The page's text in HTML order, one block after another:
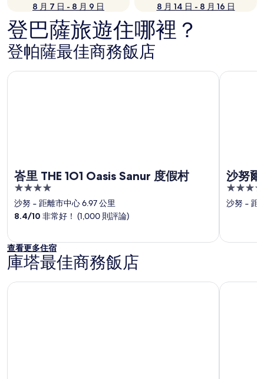
8 月 7 日 - 8 月 9 日
8 月 14 日 - 8 月 16 日
登巴薩旅遊住哪裡？
登帕薩最佳商務飯店
峇里 THE 1O1 Oasis Sanur 度假村
4
out
of
沙努 ‐ 距離市中心 6.97 公里
8.4/10 非常好！ (1,000 則評論)
峇里 THE 1O1 Oasis Sanur 度假村
沙努
5
out
沙努 ‐ 距
沙努爾瑪
查看更多住宿
庫塔最佳商務飯店
維拉峇里精品飯店及套房 峇里島安